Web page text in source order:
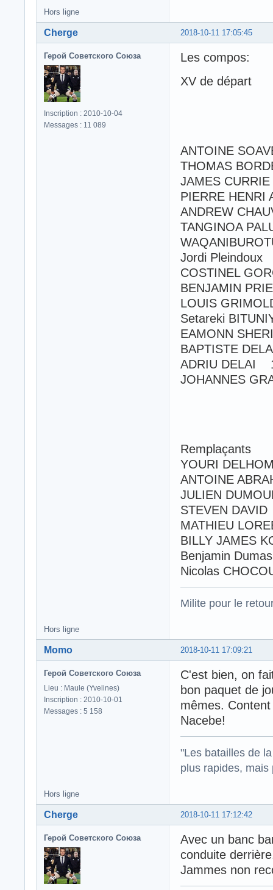
Hors ligne
2018-10-11 17:05:45
Cherge
Герой Советского Союза
Inscription : 2010-10-04
Messages : 11 089
Les compos:
XV de départ
ANTOINE
THOMAS
JAMES
PIERRE
ANDREW
TANGINOA
Jordi
COSTINEL
BENJAMIN
LOUIS
Setareki
EAMONN
BAPTISTE
ADRIU DELAI
JOHANNES
Remplaçants
YOURI
ANTOINE
JULIEN
STEVEN
MATHIEU
BILLY JAMES
Benjamin
Nicolas
Milite pour le
Hors ligne
2018-10-11 17:09:21
Momo
Герой Советского Союза
Lieu : Maule (Yvelines)
Inscription : 2010-10-01
Messages : 5 158
C'est bien, on
bon paquet de
mêmes.
Nacebe!
"Les batailles de
plus rapides,
Hors ligne
2018-10-11 17:12:42
Cherge
Герой Советского Союза
Avec un banc
conduite
Jammes non